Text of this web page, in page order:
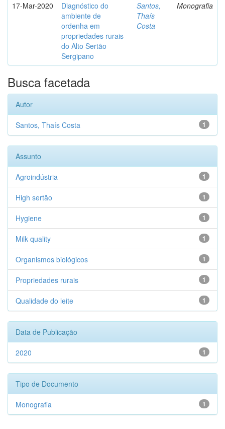
17-Mar-2020
Diagnóstico do
ambiente de
ordenha em
propriedades rurais
do Alto Sertão
Sergipano
Santos,
Thaís
Costa
Monografia
Busca facetada
Autor
1
Santos, Thaís Costa
Assunto
1
Agroindústria
1
High sertão
1
Hygiene
1
Milk quality
1
Organismos biológicos
1
Propriedades rurais
1
Qualidade do leite
Data de Publicação
1
2020
Tipo de Documento
1
Monografia